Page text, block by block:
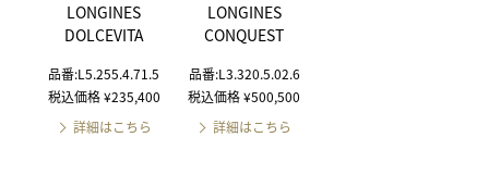
LONGINES
DOLCEVITA
品番:L5.255.4.71.5
税込価格 ¥235,400
詳細はこちら
LONGINES
CONQUEST
品番:L3.320.5.02.6
税込価格 ¥500,500
詳細はこちら